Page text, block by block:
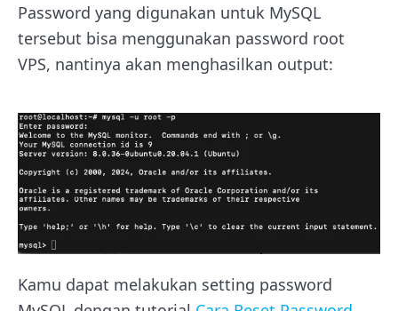
Password yang digunakan untuk MySQL
tersebut bisa menggunakan password root
VPS, nantinya akan menghasilkan output:
Kamu dapat melakukan setting password